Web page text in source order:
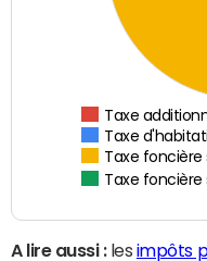
Taxe
Taxe
Taxe foncière
Taxe foncière
A lire aussi :les impôts